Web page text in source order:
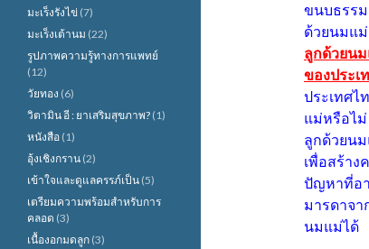
ขนบธรรม
ด้วยนมแ
ลูกด้วยนม
ของประเ
ประเทศไ
แม่หรือไ
ลูกด้วยนม
เพื่อสร้าง
ปัญหาที่อา
มารดาจา
นมแม่ได้
มะเร็งรังไข่ (7)
มะเร็งเต้านม (22)
รูปภาพความรู้ทางการแพทย์
(12)
วัยทอง (6)
วิตามิน อี : ยาเสริมสุขภาพ? (1)
หนังสือ (1)
อุ้งเชิงกราน (2)
เข้าใจและดูแลครรภ์เป็น (5)
เตรียมความพร้อมสำหรับการ
คลอด (3)
เนื้องอกมดลูก (3)